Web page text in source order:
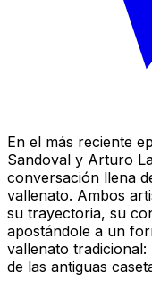
En el más reciente
Sandoval y Arturo
conversación llena
vallenato. Ambos
su trayectoria, su
apostándole a un
vallenato
de las antiguas